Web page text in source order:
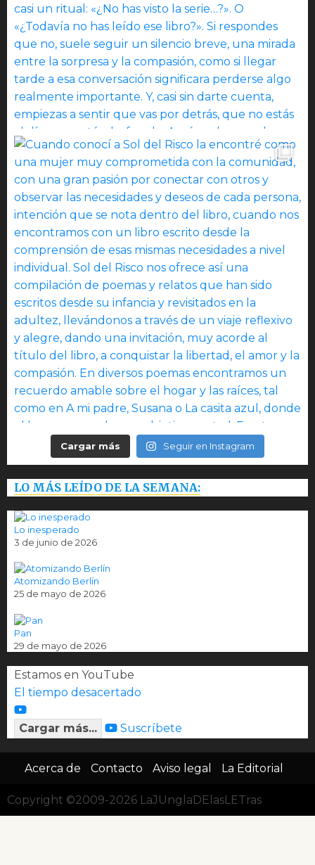
Cargar más Seguir en Instagram
LO MÁS LEÍDO DE LA SEMANA:
Lo inesperado
3 de junio de 2026
Atomizando Berlín
25 de mayo de 2026
Pan
29 de mayo de 2026
Estamos en YouTube
El tiempo desacertado
Cargar más... Suscríbete
Acerca de Contacto Aviso legal La Editorial
Copyright ©2009-2026 LaJUnglaDElasLETras